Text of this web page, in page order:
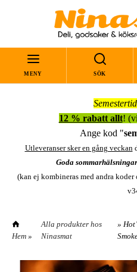
MENY SÖK
12 % rabatt allt!
Ange kod "
Utleveranser sker en gång veckan
Goda
(kan ej kombineras med andra
Hem »
Alla produkter hos
Ninasmat
»